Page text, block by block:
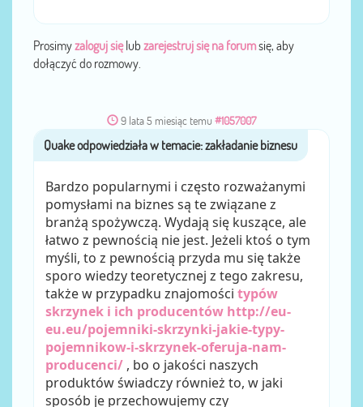
Prosimyzaloguj sięlub zarejestruj się na forumsię, aby
dołączyć do rozmowy.
9 lata 5 miesiąc temu #1057007
przezQuake
Bardzo popularnymi i często rozważanymi
pomysłami na biznes są te związane z
branżą spożywczą. Wydają się kuszące, ale
łatwo z pewnością nie jest. Jeżeli ktoś o tym
myśli, to z pewnością przyda mu się także
sporo wiedzy teoretycznej z tego zakresu,
także w przypadku znajomości typów
skrzynek i ich producentów http://eu-
eu.eu/pojemniki-skrzynki-jakie-typy-
pojemnikow-i-skrzynek-oferuja-nam-
producenci/ , bo o jakości naszych
produktów świadczy również to, w jaki
sposób je przechowujemy czy